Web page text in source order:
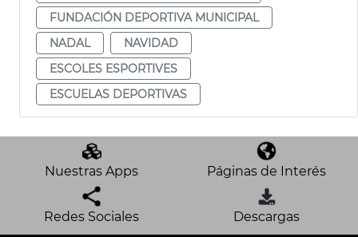
FUNDACIÓN DEPORTIVA MUNICIPAL
NADAL
NAVIDAD
ESCOLES ESPORTIVES
ESCUELAS DEPORTIVAS
Nuestras Apps Páginas de Interés
Redes Sociales Descargas